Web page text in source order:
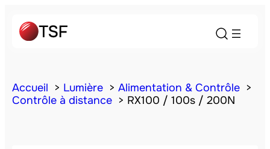
Accueil Lumière
Alimentation & Contrôle
Contrôle à distance
RX100 / 100s / 200N